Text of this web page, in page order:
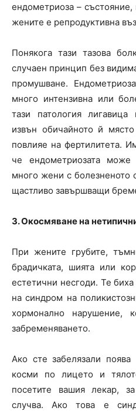
ендометриоза – състояние,
жените е репродуктивна
Понякога тази тазова
случаен принцип без
промушване.
много интензивна или
тази патология лигавица
извън обичайното й
повлияе на фертилитета.
че ендометриозата може
много жени с болезненото
щастливо завършващи
3. Окосмяване на
При жените грубите,
брадичката, шията или
естетични несгоди. Те
на синдром на
хормонално нарушение,
забременяването.
Ако сте забелязали
косми по лицето и
посетите вашия лекар,
случва. Ако това е